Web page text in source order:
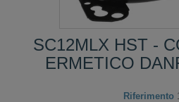
SC12MLX HST -
ERMETICO
Riferimento